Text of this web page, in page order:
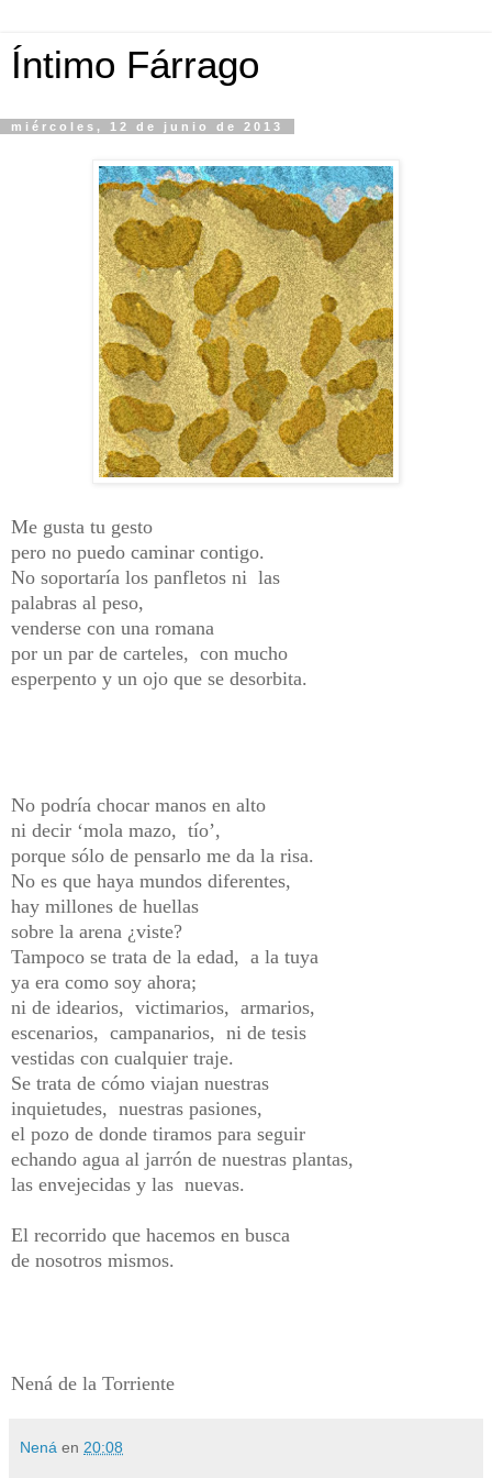
Íntimo Fárrago
miércoles, 12 de junio de 2013
Me gusta tu gesto
pero no puedo caminar contigo.
No soportaría los panfletos ni las
palabras al peso,
venderse con una romana
por un par de carteles, con mucho
esperpento y un ojo que se desorbita.
No podría chocar manos en alto
ni decir ‘mola mazo, tío’,
porque sólo de pensarlo me da la risa.
No es que haya mundos diferentes,
hay millones de huellas
sobre la arena ¿viste?
Tampoco se trata de la edad, a la tuya
ya era como soy ahora;
ni de idearios, victimarios, armarios,
escenarios, campanarios, ni de tesis
vestidas con cualquier traje.
Se trata de cómo viajan nuestras
inquietudes, nuestras pasiones,
el pozo de donde tiramos para seguir
echando agua al jarrón de nuestras plantas,
las envejecidas y las nuevas.
El recorrido que hacemos en busca
de nosotros mismos.
Nená de la Torriente
Nená en 20:08